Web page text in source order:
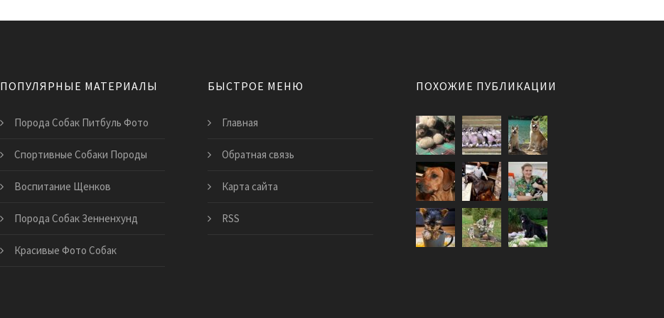
ПОПУЛЯРНЫЕ МАТЕРИАЛЫ
Порода Собак Питбуль Фото
Спортивные Собаки Породы
Воспитание Щенков
Порода Собак Зенненхунд
Красивые Фото Собак
БЫСТРОЕ МЕНЮ
Главная
Обратная связь
Карта сайта
RSS
ПОХОЖИЕ ПУБЛИКАЦИИ